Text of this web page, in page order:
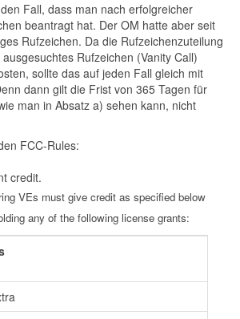
Fall, dass man nach erfolgreicher
beantragt hat. Der OM hatte aber seit
Rufzeichen. Da die Rufzeichenzuteilung
Rufzeichen (Vanity Call)
sollte das auf jeden Fall gleich mit
dann gilt die Frist von 365 Tagen für
man in Absatz a) sehen kann, nicht
FCC-Rules:
credit.
VEs must give credit as specified below
any of the following license grants: